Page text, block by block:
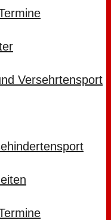
Versehrtensport